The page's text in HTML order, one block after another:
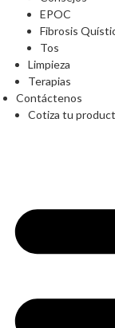
EPOC
Fibrosis
Tos
Limpieza
Terapias
Contáctenos
Cotiza tu